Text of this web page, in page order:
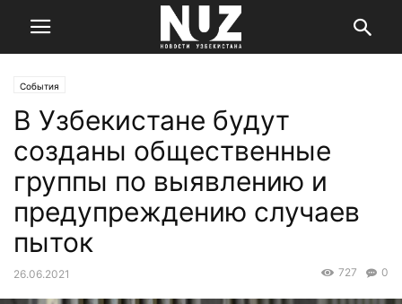
События
В Узбекистане будут
созданы общественные
группы по выявлению и
предупреждению случаев
пыток
26.06.2021 0
727